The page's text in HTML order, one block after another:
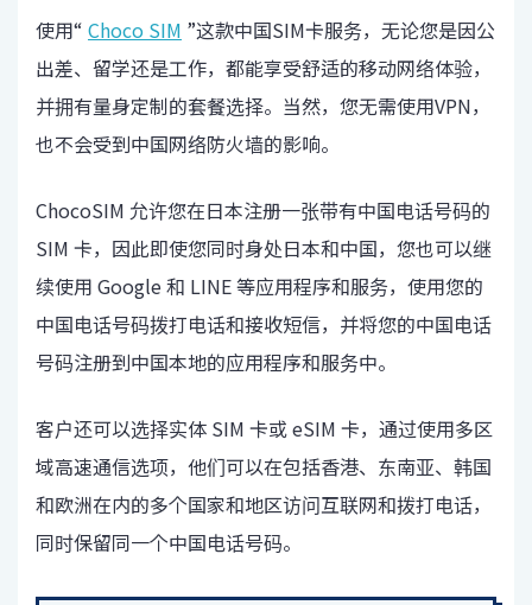
使用“ Choco SIM ”这款中国SIM卡服务，无论您是因公
出差、留学还是工作，都能享受舒适的移动网络体验，
并拥有量身定制的套餐选择。当然，您无需使用VPN，
也不会受到中国网络防火墙的影响。
ChocoSIM 允许您在日本注册一张带有中国电话号码的
SIM 卡，因此即使您同时身处日本和中国，您也可以继
续使用 Google 和 LINE 等应用程序和服务，使用您的
中国电话号码拨打电话和接收短信，并将您的中国电话
号码注册到中国本地的应用程序和服务中。
客户还可以选择实体 SIM 卡或 eSIM 卡，通过使用多区
域高速通信选项，他们可以在包括香港、东南亚、韩国
和欧洲在内的多个国家和地区访问互联网和拨打电话，
同时保留同一个中国电话号码。